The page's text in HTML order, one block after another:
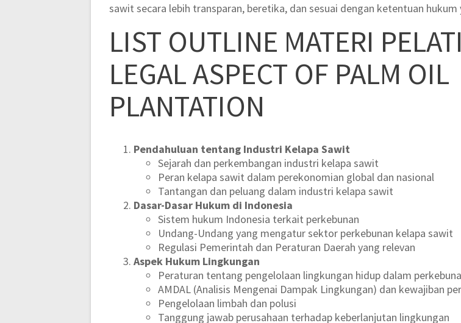
sawit secara lebih transparan, beretika, dan sesuai dengan ketentuan hukum
LIST OUTLINE MATERI
LEGAL ASPECT OF PALM OIL
PLANTATION
Pendahuluan tentang Industri Kelapa Sawit
Sejarah dan perkembangan industri kelapa sawit
Peran kelapa sawit dalam perekonomian global dan nasional
Tantangan dan peluang dalam industri kelapa sawit
Dasar-Dasar Hukum di Indonesia
Sistem hukum Indonesia terkait perkebunan
Undang-Undang yang mengatur sektor perkebunan kelapa sawit
Regulasi Pemerintah dan Peraturan Daerah yang relevan
Aspek Hukum Lingkungan
Peraturan tentang pengelolaan lingkungan hidup dalam
AMDAL (Analisis Mengenai Dampak Lingkungan) dan kewajiban
Pengelolaan limbah dan polusi
Tanggung jawab perusahaan terhadap keberlanjutan lingkungan